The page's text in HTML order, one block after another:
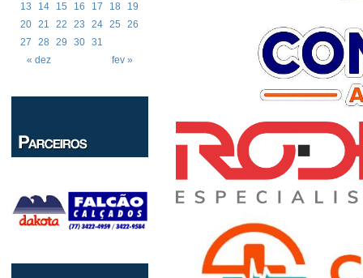
« dez fev »
13
14 15 16 17 18
19
20 21 22 23 24 25
26
27
28 29 30 31